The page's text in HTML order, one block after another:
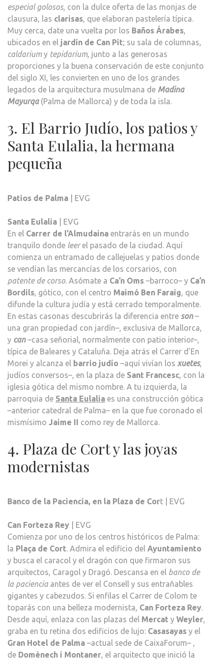
especial golosos, con la dulce oferta de las monjas de
clausura, las clarisas, que elaboran pastelería típica.
Muy cerca, date una vuelta por los Baños Árabes,
ubicados en el jardín de Can Pit; su sala de columnas,
caldariumy tepidarium, junto a las generosas
proporciones y la buena conservación de este conjunto
del siglo XI, les convierten en uno de los grandes
legados de la arquitectura musulmana de Madina
Mayurqa(Palma de Mallorca) y de toda la isla.
3. El Barrio Judío, los patios y
Santa Eulalia, la hermana
pequeña
Patios de Palma | EVG
Santa Eulalia | EVG
En el Carrer de l’Almudaina entrarás en un mundo
tranquilo donde leerel pasado de la ciudad. Aquí
comienza un entramado de callejuelas y patios donde
se vendían las mercancías de los corsarios, con
patente de corso. Asómate a Ca’n Oms –barroco– y Ca’n
Bordils, gótico, con el centro Maimó Ben Faraig, que
difunde la cultura judía y está cerrado temporalmente.
En estas casonas descubrirás la diferencia entre son–
una gran propiedad con jardín–, exclusiva de Mallorca,
y can–casa señorial, normalmente con patio interior–,
típica de Baleares y Cataluña. Deja atrás el Carrer d’En
Morei y alcanza el barrio judío –aquí vivían los xuetes,
judíos conversos–, en la plaza de Sant Francesc, con la
iglesia gótica del mismo nombre. A tu izquierda, la
parroquia de Santa Eulalia es una construcción gótica
–anterior catedral de Palma– en la que fue coronado el
mismísimo Jaime II como rey de Mallorca.
4. Plaza de Cort y las joyas
modernistas
Banco de la Paciencia, en la Plaza de Cort | EVG
Can Forteza Rey | EVG
Comienza por uno de los centros históricos de Palma:
la Plaça de Cort. Admira el edificio del Ayuntamiento
y busca el caracol y el dragón con que firmaron sus
arquitectos, Caragol y Dragó. Descansa en el banco de
la paciencia antes de ver el Consell y sus entrañables
gigantes y cabezudos. Si enfilas el Carrer de Colom te
toparás con una belleza modernista, Can Forteza Rey.
Desde aquí, enlaza con las plazas del Mercat y Weyler,
graba en tu retina dos edificios de lujo: Casasayas y el
Gran Hotel de Palma –actual sede de CaixaForum– ,
de Domènech i Montaner, el arquitecto que inició la